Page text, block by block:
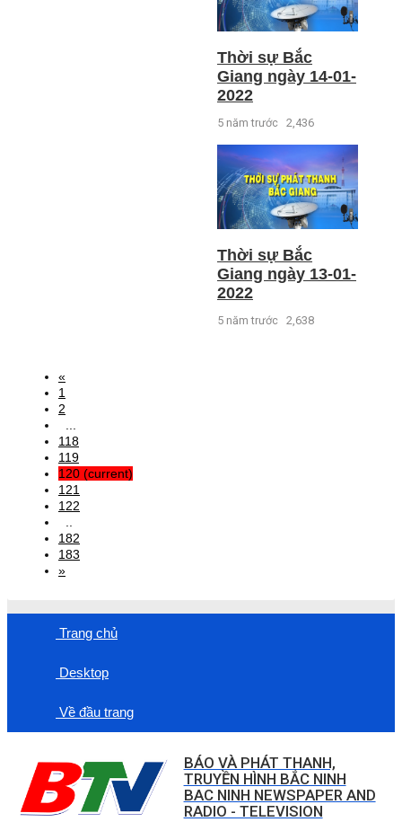
Thời sự Bắc
Giang ngày 14-01-
2022
5 năm trước 2,436
Thời sự Bắc
Giang ngày 13-01-
2022
5 năm trước 2,638
«
1
2
...
118
119
120 (current)
121
122
..
182
183
»
Trang chủ
Desktop
Về đầu trang
BÁO VÀ PHÁT THANH,
TRUYỀN HÌNH BẮC NINH
BAC NINH NEWSPAPER AND
RADIO - TELEVISION